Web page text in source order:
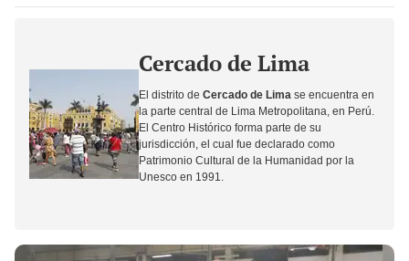
Cercado de Lima
El distrito de Cercado de Lima se encuentra en
la parte central de Lima Metropolitana, en Perú.
El Centro Histórico forma parte de su
jurisdicción, el cual fue declarado como
Patrimonio Cultural de la Humanidad por la
Unesco en 1991.